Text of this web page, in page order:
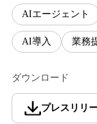
AIエージェント
AI導入 業務
ダウンロード
プレスリリ